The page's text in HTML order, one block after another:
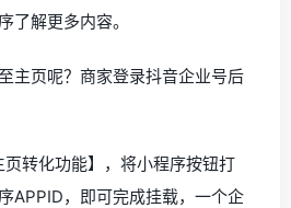
了解更多内容。
主页呢？商家登录抖音企业号后
转化功能】，将小程序按钮打
APPID，即可完成挂载，一个企